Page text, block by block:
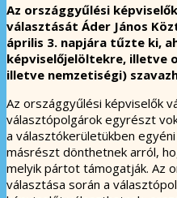
Az országgyűlési
választását Áder János
április 3. napjára tűzte ki,
képviselőjelöltekre, illetve
illetve nemzetiségi)
Az országgyűlési képviselők
választópolgárok egyrészt
a választókerületükben
másrészt dönthetnek arról,
melyik pártot támogatják. Az
választása során a